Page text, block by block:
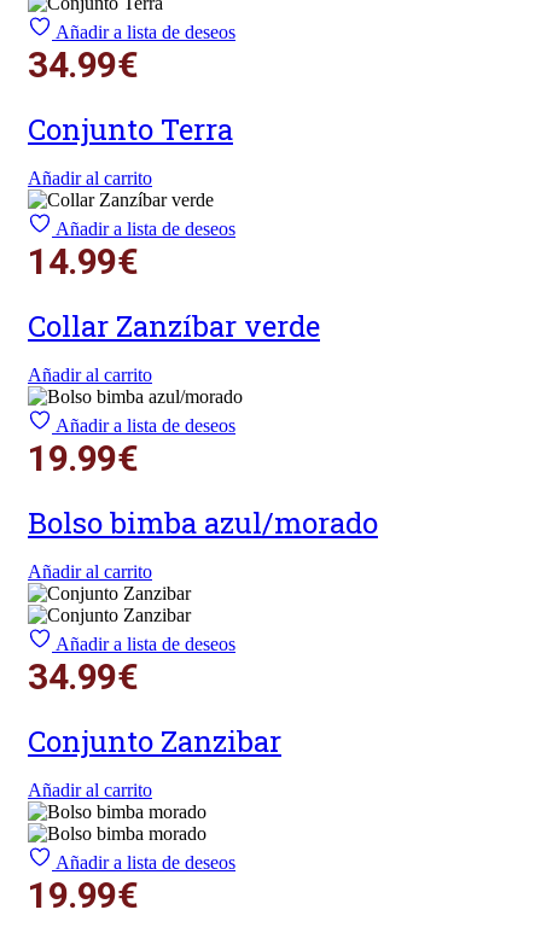
Añadir a lista de deseos
34.99€
Conjunto Terra
Añadir al carrito
Añadir a lista de deseos
14.99€
Collar Zanzíbar verde
Añadir al carrito
Añadir a lista de deseos
19.99€
Bolso bimba azul/morado
Añadir al carrito
Añadir a lista de deseos
34.99€
Conjunto Zanzibar
Añadir al carrito
Añadir a lista de deseos
19.99€